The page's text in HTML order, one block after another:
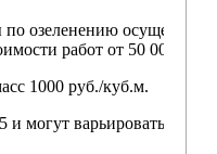
озеленению
работ от 50 000,00
1000 руб./куб.м.
могут варьироваться